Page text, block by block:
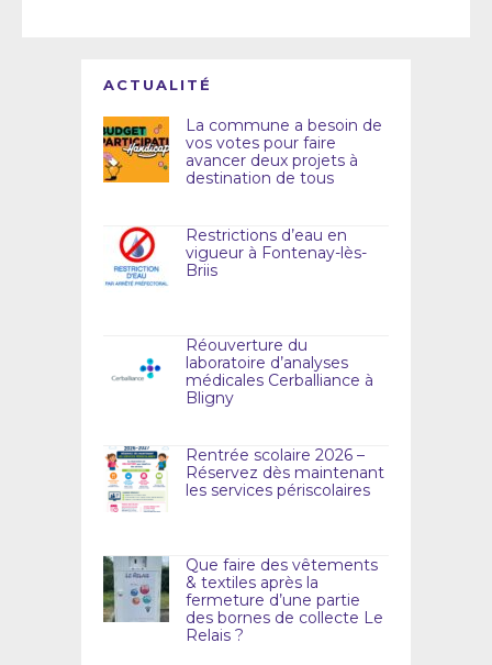
ACTUALITÉ
La commune a besoin de
vos votes pour faire
avancer deux projets à
destination de tous
Restrictions d’eau en
vigueur à Fontenay-lès-
Briis
Réouverture du
laboratoire d’analyses
médicales Cerballiance à
Bligny
Rentrée scolaire 2026 –
Réservez dès maintenant
les services périscolaires
Que faire des vêtements
& textiles après la
fermeture d’une partie
des bornes de collecte Le
Relais ?